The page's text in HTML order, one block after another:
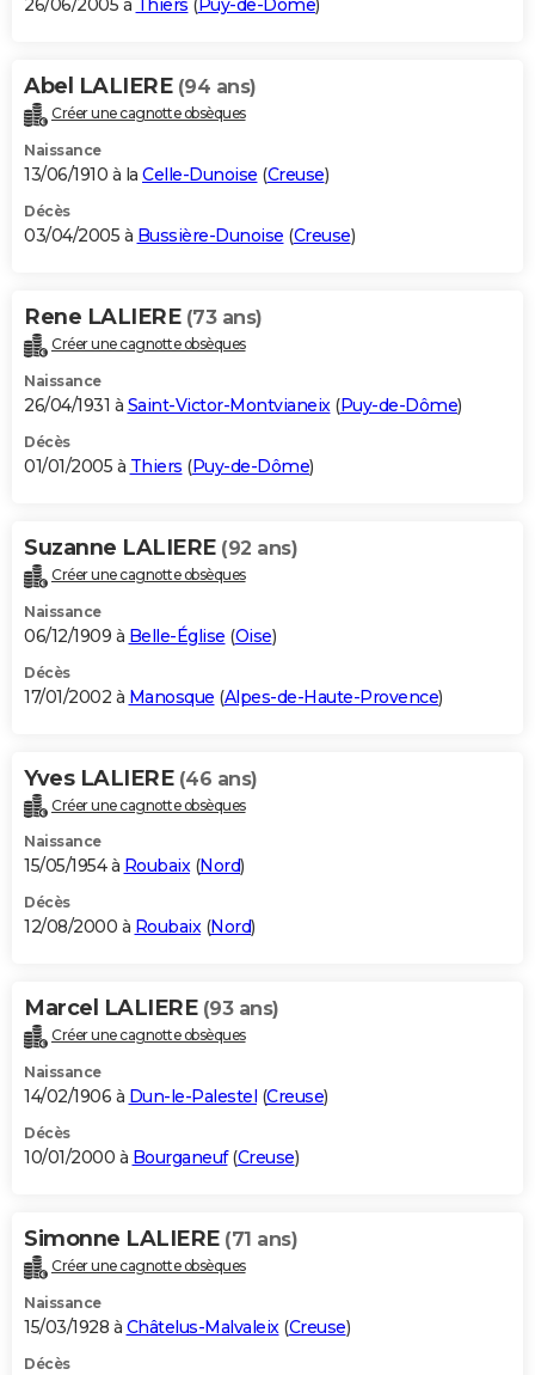
26/06/2005 à Thiers (Puy-de-Dôme)
Abel LALIERE (94 ans)
Créer une cagnotte obsèques
Naissance
13/06/1910 à la Celle-Dunoise (Creuse)
Décès
03/04/2005 à Bussière-Dunoise (Creuse)
Rene LALIERE (73 ans)
Créer une cagnotte obsèques
Naissance
26/04/1931 à Saint-Victor-Montvianeix(Puy-de-Dôme)
Décès
01/01/2005 à Thiers (Puy-de-Dôme)
Suzanne LALIERE (92 ans)
Créer une cagnotte obsèques
Naissance
06/12/1909 à Belle-Église (Oise)
Décès
17/01/2002 à Manosque (Alpes-de-Haute-Provence)
Yves LALIERE (46 ans)
Créer une cagnotte obsèques
Naissance
15/05/1954 à Roubaix(Nord)
Décès
12/08/2000 à Roubaix(Nord)
Marcel LALIERE (93 ans)
Créer une cagnotte obsèques
Naissance
14/02/1906 à Dun-le-Palestel (Creuse)
Décès
10/01/2000 à Bourganeuf(Creuse)
Simonne LALIERE (71 ans)
Créer une cagnotte obsèques
Naissance
15/03/1928 à Châtelus-Malvaleix(Creuse)
Décès